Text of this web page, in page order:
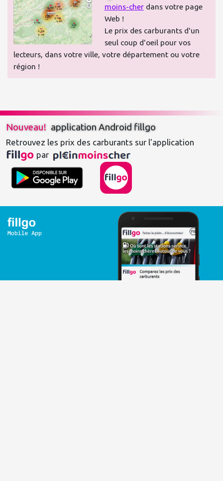
moins-cherdans votre page
Web !
Le prix des carburants d'un
seul coup d'oeil pour vos
lecteurs, dans votre ville, votre département ou votre
région !
Nouveau! application Android fillgo
Retrouvez les prix des carburants sur l'application
par